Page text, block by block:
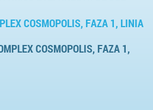
COSMOPOLIS, FAZA 1, LINIA
COSMOPOLIS, FAZA 1,